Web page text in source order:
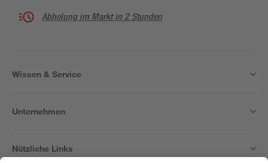
Abholung im Markt in 2 Stunden
Wissen & Service
Unternehmen
Nützliche Links